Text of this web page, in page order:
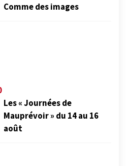
Comme des images
Les « Journées de
Mauprévoir » du 14 au 16
août